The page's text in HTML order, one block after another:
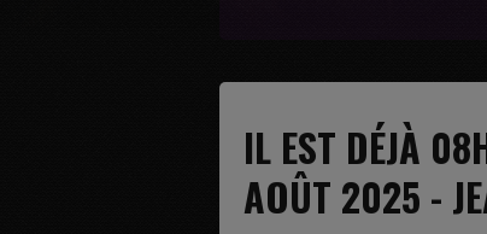
IL EST DÉJÀ
AOÛT 2025 -